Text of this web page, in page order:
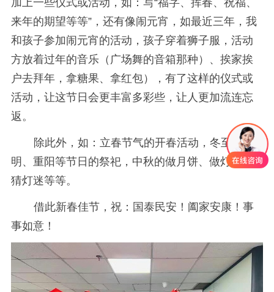
加上一些仪式或活动，如：写“福字、挥春、祝福、
来年的期望等等”，还有像闹元宵，如最近三年，我
和孩子参加闹元宵的活动，孩子穿着狮子服，活动
方放着过年的音乐（广场舞的音箱那种）、挨家挨
户去拜年，拿糖果、拿红包），有了这样的仪式或
活动，让这节日会更丰富多彩些，让人更加流连忘
返。
除此外，如：立春节气的开春活动，冬至、清
明、重阳等节日的祭祀，中秋的做月饼、做灯笼、
猜灯迷等等。
借此新春佳节，祝：国泰民安！阖家安康！事
事如意！